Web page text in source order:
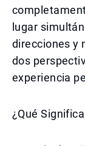
lugar
direcciones y
dos
experiencia
¿Qué